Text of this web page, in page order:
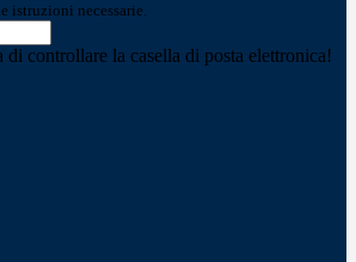
istruzioni necessarie.
di controllare la casella di posta elettronica!